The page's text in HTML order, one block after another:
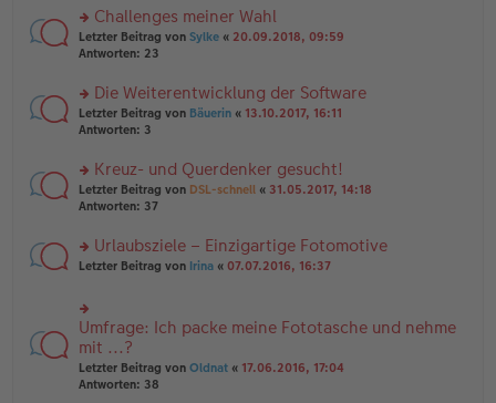
ei
tr
a
es
e
n
er
ei
tr
a
n
g
el
e
n
er
tr
a
g
rs
te
n
g
el
e
n
er
tr
a
Challenges meiner Wahl
Letzter Beitrag von Sylke « 20.09.2018, 09:59
Antworten: 23
rs
te
n
g
el
e
n
ei
tr
a
g
Die Weiterentwicklung der Software
Letzter Beitrag von Bäuerin « 13.10.2017, 16:11
Antworten: 3
rs
te
n
g
es
e
n
er
B
ei
Kreuz- und Querdenker gesucht!
Letzter Beitrag von DSL-schnell « 31.05.2017, 14:18
Antworten: 37
rs
u
n
g
el
es
Urlaubsziele – Einzigartige Fotomotive
Letzter Beitrag von Irina « 07.07.2016, 16:37
rs
te
r
u
n
Umfrage: Ich packe meine Fototasche und nehme
mit ...?
Letzter Beitrag von Oldnat « 17.06.2016, 17:04
Antworten: 38